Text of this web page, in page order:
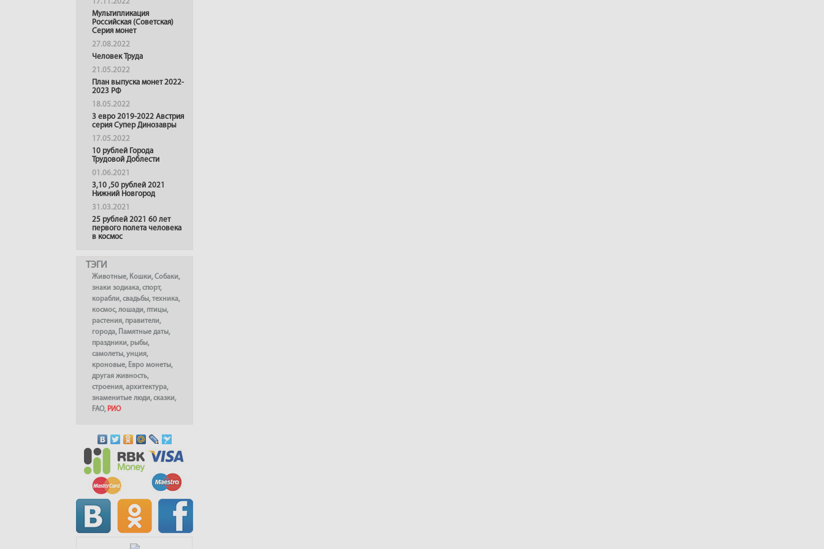
Мультипликация
Российская (Советская)
Серия монет
27.08.2022
Человек Труда
21.05.2022
План выпуска монет 2022-
2023 РФ
18.05.2022
3 евро 2019-2022 Австрия
серия Супер Динозавры
17.05.2022
10 рублей Города
Трудовой Доблести
01.06.2021
3,10 ,50 рублей 2021
Нижний Новгород
31.03.2021
25 рублей 2021 60 лет
первого полета человека
в космос
ТЭГИ
Животные, Кошки,Собаки,
знаки зодиака,спорт,
корабли,свадьбы,техника,
космос,лошади, птицы,
растения, правители,
города, Памятные даты,
праздники, рыбы,
самолеты,унция,
кроновые, Евро монеты,
другая живность,
строения,архитектура,
знаменитые люди,сказки,
FAO, РИО